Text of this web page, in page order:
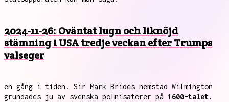
2024-11-26: Oväntat lugn och liknöjd
stämning i USA tredje veckan efter Trumps
valseger
en gång i tiden. Sir Mark Brides hemstad Wilmington
grundades ju av svenska polnisatörer på 1600-talet.